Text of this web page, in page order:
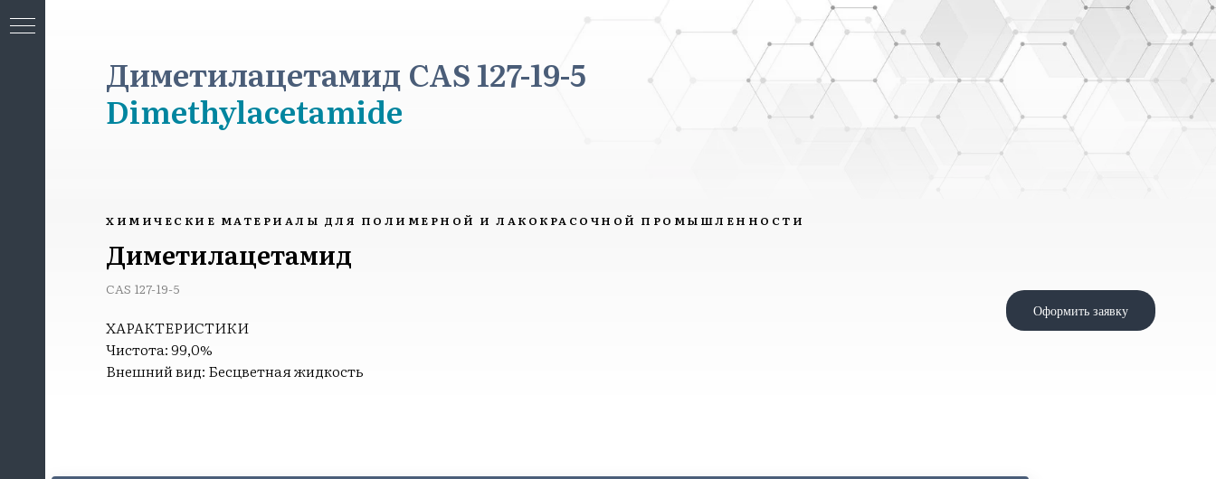
Диметилацетамид CAS 127-19-5
Dimethylacetamide
ХИМИЧЕСКИЕ МАТЕРИАЛЫ ДЛЯ ПОЛИМЕРНОЙ И ЛАКОКРАСОЧНОЙ ПРОМЫШЛЕННОСТИ
Диметилацетамид
CAS 127-19-5
ХАРАКТЕРИСТИКИ
Чистота: 99,0%
Внешний вид: Бесцветная жидкость
Оформить заявку